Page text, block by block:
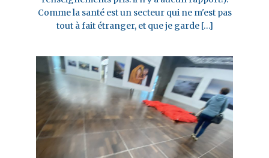
Comme la santé est un secteur qui ne m'est pas
tout à fait étranger, et que je garde […]